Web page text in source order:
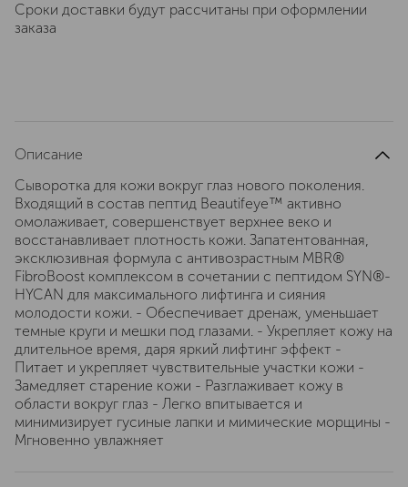
Сроки доставки будут рассчитаны при оформлении
заказа
Описание
Сыворотка для кожи вокруг глаз нового поколения.
Входящий в состав пептид Beautifeye™ активно
омолаживает, совершенствует верхнее веко и
восстанавливает плотность кожи. Запатентованная,
эксклюзивная формула с антивозрастным MBR®
FibroBoost комплексом в сочетании с пептидом SYN®-
HYCAN для максимального лифтинга и сияния
молодости кожи. - Обеспечивает дренаж, уменьшает
темные круги и мешки под глазами. - Укрепляет кожу на
длительное время, даря яркий лифтинг эффект -
Питает и укрепляет чувствительные участки кожи -
Замедляет старение кожи - Разглаживает кожу в
области вокруг глаз - Легко впитывается и
минимизирует гусиные лапки и мимические морщины -
Мгновенно увлажняет